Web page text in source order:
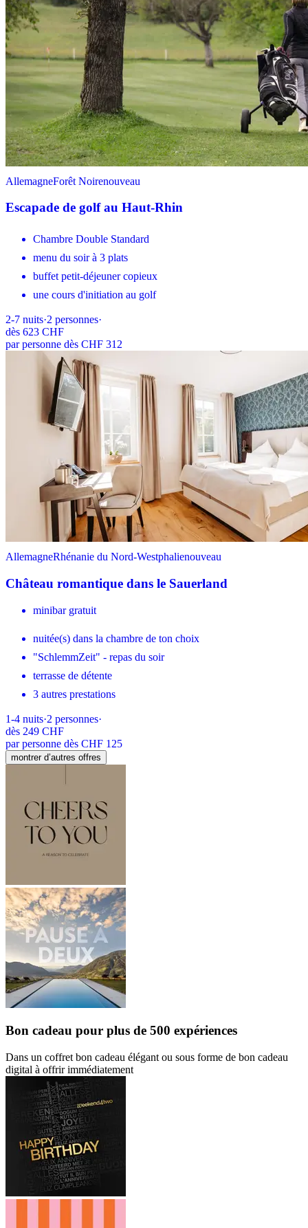
AllemagneForêt Noirenouveau
Escapade de golf au Haut-Rhin
Chambre Double Standard
menu du soir à 3 plats
buffet petit-déjeuner copieux
une cours d'initiation au golf
2-7 nuits·2 personnes·
dès 623 CHF
par personne dès CHF 312
AllemagneRhénanie du Nord-Westphalienouveau
Château romantique dans le Sauerland
minibar gratuit
nuitée(s) dans la chambre de ton choix
"SchlemmZeit" - repas du soir
terrasse de détente
3 autres prestations
1-4 nuits·2 personnes·
dès 249 CHF
par personne dès CHF 125
montrer d’autres offres
Bon cadeau pour plus de 500 expériences
Dans un coffret bon cadeau élégant ou sous forme de bon cadeau
digital à offrir immédiatement